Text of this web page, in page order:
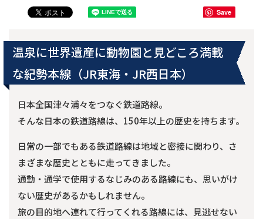
Save
温泉に世界遺産に動物園と見どころ満載
な紀勢本線（JR東海・JR西日本）
日本全国津々浦々をつなぐ鉄道路線。
そんな日本の鉄道路線は、150年以上の歴史を持ちます。
日常の一部でもある鉄道路線は地域と密接に関わり、さ
まざまな歴史とともに走ってきました。
通勤・通学で使用するなじみのある路線にも、思いがけ
ない歴史があるかもしれません。
旅の目的地へ連れて行ってくれる路線には、見逃せない